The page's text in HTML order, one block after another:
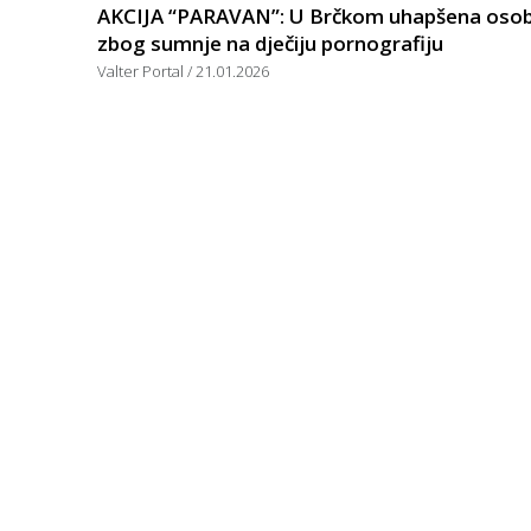
AKCIJA “PARAVAN”: U Brčkom uhapšena
zbog sumnje na dječiju pornografiju
Valter Portal 21.01.2026